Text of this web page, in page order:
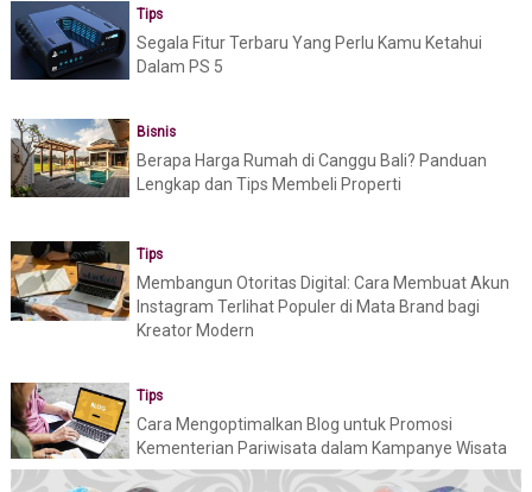
Tips
Segala Fitur Terbaru Yang Perlu Kamu Ketahui
Dalam PS 5
Bisnis
Berapa Harga Rumah di Canggu Bali? Panduan
Lengkap dan Tips Membeli Properti
Tips
Membangun Otoritas Digital: Cara Membuat Akun
Instagram Terlihat Populer di Mata Brand bagi
Kreator Modern
Tips
Cara Mengoptimalkan Blog untuk Promosi
Kementerian Pariwisata dalam Kampanye Wisata